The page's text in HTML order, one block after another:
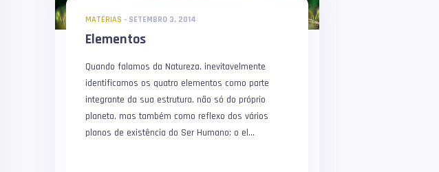
MATÉRIAS - SETEMBRO 3, 2014
Elementos
Quando falamos da Natureza, inevitavelmente
identificamos os quatro elementos como parte
integrante da sua estrutura, não só do próprio
planeta, mas também como reflexo dos vários
planos de existência do Ser Humano: o el...